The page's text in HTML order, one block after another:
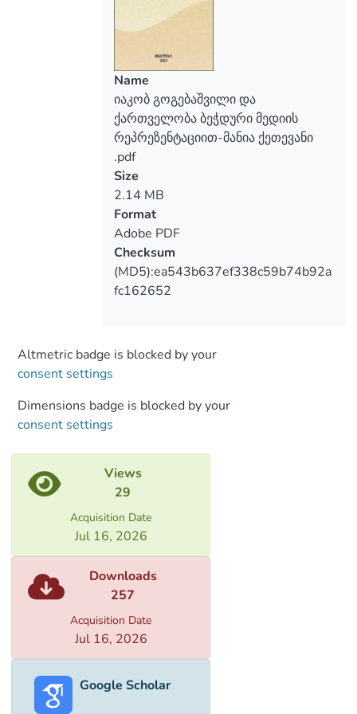
Name
იაკობ გოგებაშვილი და
ქართველობა ბეჭდური მედიის
რეპრეზენტაციით-მანია ქეთევანი
.pdf
Size
2.14 MB
Format
Adobe PDF
Checksum
(MD5):ea543b637ef338c59b74b92a
fc162652
Altmetric badge is blocked by your
consent settings
Dimensions badge is blocked by your
consent settings
Views
29
Acquisition Date
Jul 16, 2026
Downloads
257
Acquisition Date
Jul 16, 2026
Google Scholar